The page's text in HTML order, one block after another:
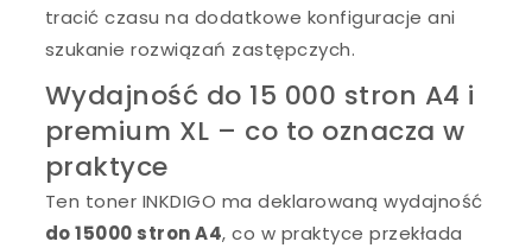
tracić czasu na dodatkowe konfiguracje ani
szukanie rozwiązań zastępczych.
Wydajność do 15 000 stron A4 i
premium XL – co to oznacza w
praktyce
Ten toner INKDIGO ma deklarowaną wydajność
do 15000 stron A4, co w praktyce przekłada